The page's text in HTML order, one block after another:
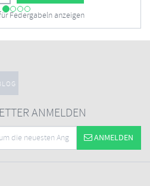
Federgabeln anzeigen
ANMELDEN
ANMELDEN